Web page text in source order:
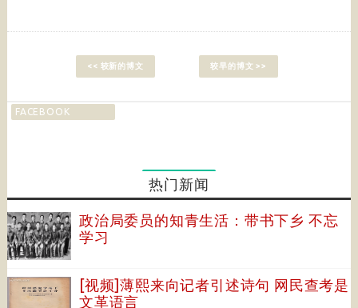
<< 较新的博文 较早的博文 >>
FACEBOOK
热门新闻
政治局委员的知青生活：带书下乡 不忘
学习
[视频]薄熙来向记者引述诗句 网民查考是
文革语言